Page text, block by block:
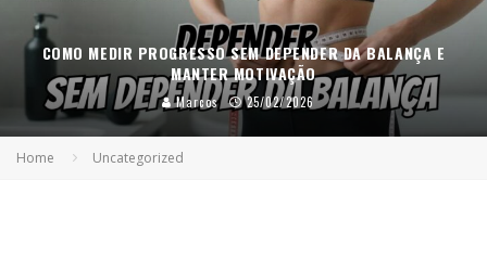
COMO MEDIR PROGRESSO SEM DEPENDER DA BALANÇA E
MANTER MOTIVAÇÃO
Marcos 25/02/2026
Home Uncategorized